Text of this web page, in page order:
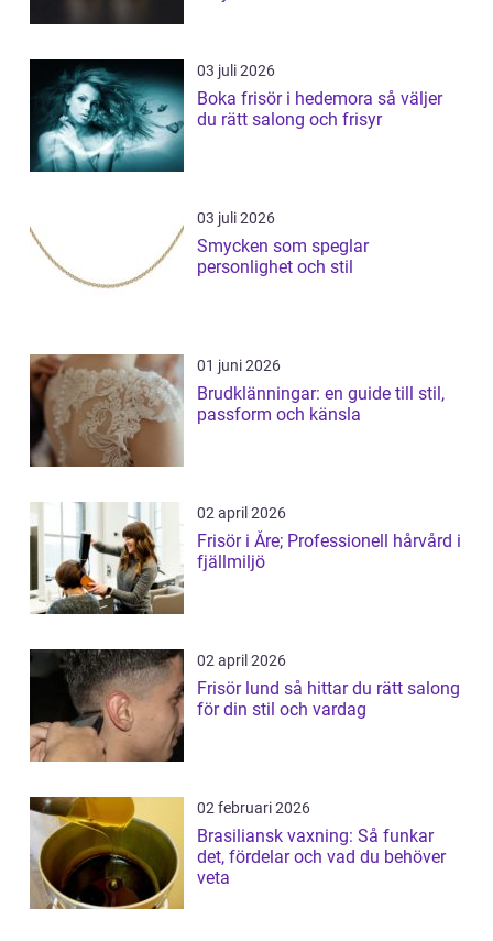
03 juli 2026
Boka frisör i hedemora så väljer
du rätt salong och frisyr
03 juli 2026
Smycken som speglar
personlighet och stil
01 juni 2026
Brudklänningar: en guide till stil,
passform och känsla
02 april 2026
Frisör i Åre; Professionell hårvård i
fjällmiljö
02 april 2026
Frisör lund så hittar du rätt salong
för din stil och vardag
02 februari 2026
Brasiliansk vaxning: Så funkar
det, fördelar och vad du behöver
veta